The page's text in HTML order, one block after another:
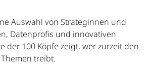
Auswahl von Strateginnen und
Datenprofis und innovativen
der 100 Köpfe zeigt, wer zurzeit den
treibt.